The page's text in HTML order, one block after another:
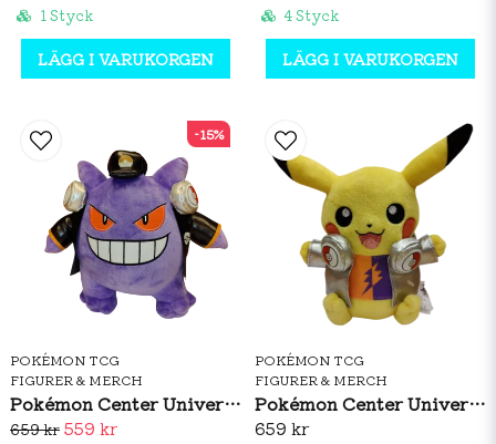
1 Styck
LÄGG I VARUKORGEN
4 Styck
LÄGG I VARUKORGEN
POKÉMON TCG
FIGURER & MERCH
Pokémon Center Universal Studios Japan: DJ Gengar Plush
659 kr 559 kr
-15%
POKÉMON TCG
FIGURER & MERCH
Pokémon Center Universal Studios Japan: DJ Pikachu Plush
659 kr